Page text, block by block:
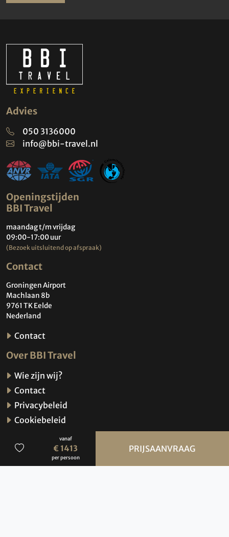
vanaf
€ 1413
per persoon
PRIJSAANVRAAG
Advies
050 3136000
info@bbi-travel.nl
Openingstijden
BBI Travel
maandag t/m vrijdag
09:00-17:00 uur
(Bezoek uitsluitend op afspraak)
Contact
Groningen Airport
Machlaan 8b
9761 TK Eelde
Nederland
Contact
Over BBI Travel
Wie zijn wij?
Contact
Privacybeleid
Cookiebeleid
ANVR Reisvoorwaarden, SGR, disclaimer &
copyright
Vacatures